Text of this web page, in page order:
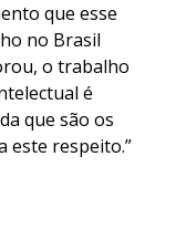
que esse
no Brasil
o trabalho
é
que são os
este respeito.”